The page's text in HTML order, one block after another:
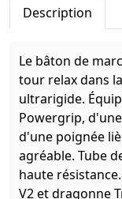
Description
Le bâton de
tour relax dans
ultrarigide.
Powergrip,
d'une poignée
agréable. Tube
haute
V2 et dragonne